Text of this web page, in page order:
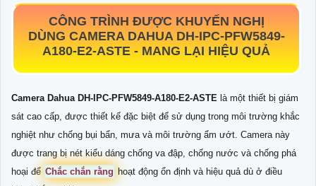
CÔNG TRÌNH ĐƯỢC KHUYẾN NGHỊ
DÙNG CAMERA DAHUA DH-IPC-PFW5849-
A180-E2-ASTE - MANG LẠI HIỆU QUẢ
Camera Dahua DH-IPC-PFW5849-A180-E2-ASTE là một thiết bị giám
sát cao cấp, được thiết kế đặc biệt để sử dụng trong môi trường khắc
nghiệt như chống bụi bẩn, mưa và môi trường ẩm ướt. Camera này
được trang bị nét kiểu dáng chống va đập, chống nước và chống phá
hoại để Chắc chắn rằng hoạt động ổn định và hiệu quả dù ở điều